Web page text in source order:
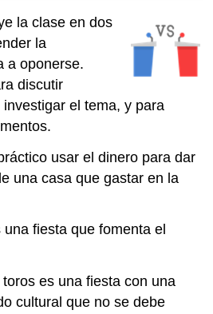
la clase en dos
la
a oponerse.
discutir
el tema, y para
usar el dinero para dar
una casa que gastar en la
fiesta que fomenta el
es una fiesta con una
cultural que no se debe